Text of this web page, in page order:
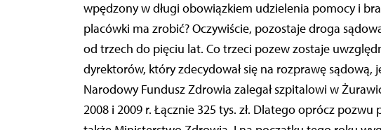
wpędzony w długi obowiązkiem udzielenia pomocy i
placówki ma zrobić? Oczywiście, pozostaje droga
od trzech do pięciu lat. Co trzeci pozew zostaje
dyrektorów, który zdecydował się na rozprawę sądową,
Narodowy Fundusz Zdrowia zalegał szpitalowi w
2008 i 2009 r. Łącznie 325 tys. zł. Dlatego oprócz